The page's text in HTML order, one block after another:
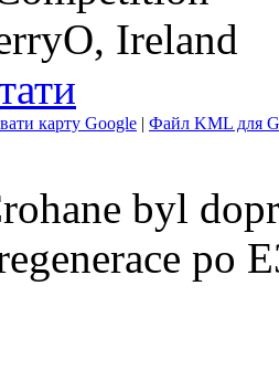
Ireland
карту Google | Файл KML для
byl
po